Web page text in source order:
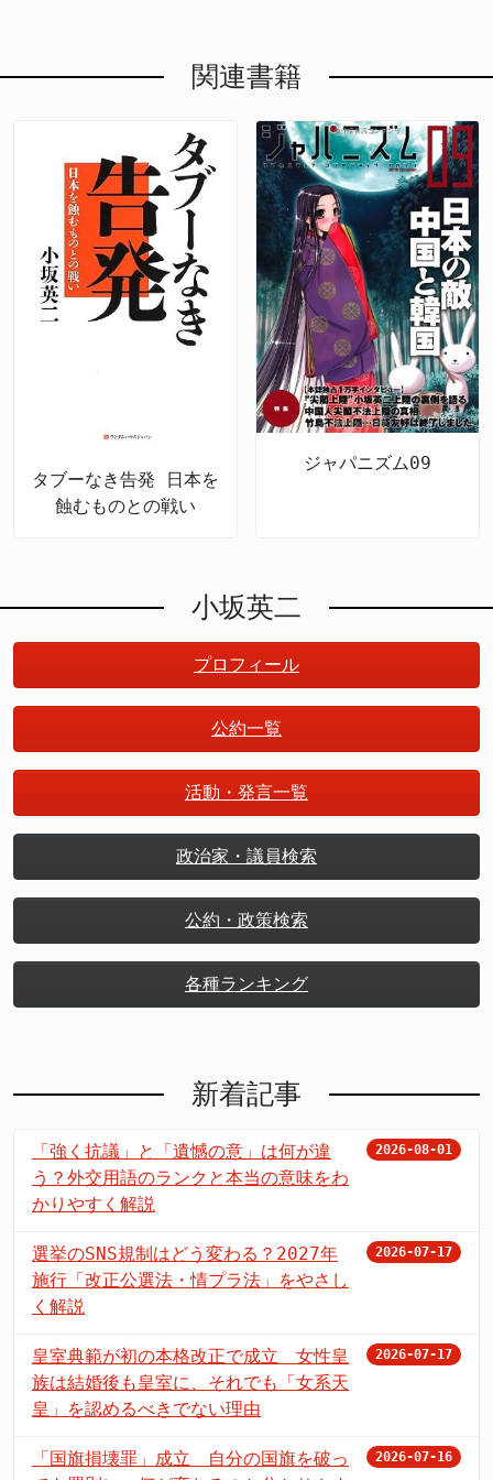
関連書籍
タブーなき告発 日本を
蝕むものとの戦い
ジャパニズム09
小坂英二
プロフィール
公約一覧
活動・発言一覧
政治家・議員検索
公約・政策検索
各種ランキング
新着記事
「強く抗議」と「遺憾の意」は何が違
う？外交用語のランクと本当の意味をわ
かりやすく解説
2026-08-01
選挙のSNS規制はどう変わる？2027年
施行「改正公選法・情プラ法」をやさし
く解説
2026-07-17
皇室典範が初の本格改正で成立 女性皇
族は結婚後も皇室に、それでも「女系天
皇」を認めるべきでない理由
2026-07-17
「国旗損壊罪」成立 自分の国旗を破っ
2026-07-16